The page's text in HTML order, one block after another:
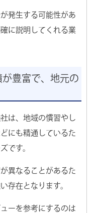
発生する可能性があ
に説明してくれる業
豊富で、地元の
は、地域の慣習やし
にも精通しているた
です。
異なることがあるた
存在となります。
ーを参考にするのは